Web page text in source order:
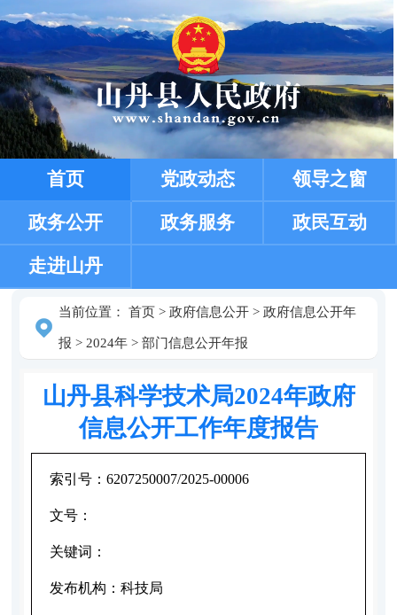
首页 党政动态 领导之窗
政务公开 政务服务 政民互动
走进山丹
当前位置： 首页> 政府信息公开> 政府信息公开年
报 > 2024年> 部门信息公开年报
山丹县科学技术局2024年政府
信息公开工作年度报告
索引号： 6207250007/2025-00006
文号：
关键词：
发布机构： 科技局